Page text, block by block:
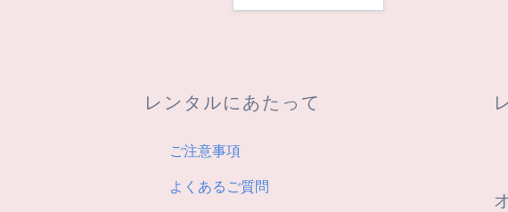
レンタルにあたって
ご注意事項
よくあるご質問